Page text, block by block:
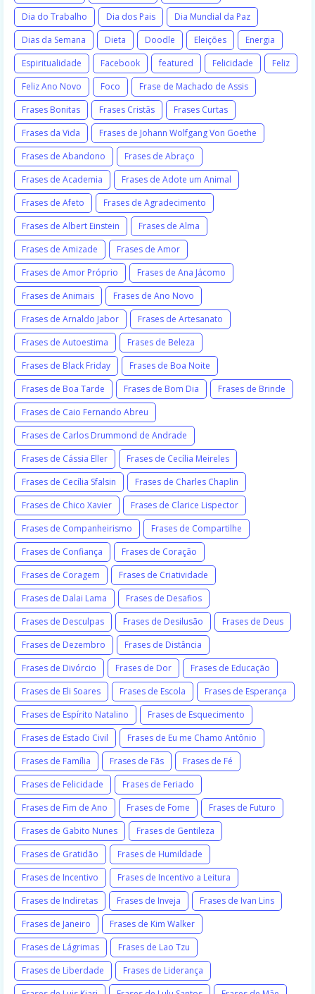
Dia do Trabalho
Dia dos Pais
Dia Mundial da Paz
Dias da Semana
Dieta Doodle Eleições
Energia
Espiritualidade
Facebook featured Felicidade
Feliz
Feliz Ano Novo
Foco
Frase de Machado de Assis
Frases Bonitas
Frases Cristãs
Frases Curtas
Frases da Vida
Frases de Johann Wolfgang Von Goethe
Frases de Abandono
Frases de Abraço
Frases de Academia
Frases de Adote um Animal
Frases de Afeto
Frases de Agradecimento
Frases de Albert Einstein
Frases de Alma
Frases de Amizade
Frases de Amor
Frases de Amor Próprio
Frases de Ana Jácomo
Frases de Animais
Frases de Ano Novo
Frases de Arnaldo Jabor
Frases de Artesanato
Frases de Autoestima
Frases de Beleza
Frases de Black Friday
Frases de Boa Noite
Frases de Boa Tarde
Frases de Bom Dia
Frases de Brinde
Frases de Caio Fernando Abreu
Frases de Carlos Drummond de Andrade
Frases de Cássia Eller
Frases de Cecília Meireles
Frases de Cecília Sfalsin
Frases de Charles Chaplin
Frases de Chico Xavier
Frases de Clarice Lispector
Frases de Companheirismo
Frases de Compartilhe
Frases de Confiança
Frases de Coração
Frases de Coragem
Frases de Criatividade
Frases de Dalai Lama
Frases de Desafios
Frases de Desculpas
Frases de Desilusão
Frases de Deus
Frases de Dezembro
Frases de Distância
Frases de Divórcio
Frases de Dor
Frases de Educação
Frases de Eli Soares
Frases de Escola
Frases de Esperança
Frases de Espírito Natalino
Frases de Esquecimento
Frases de Estado Civil
Frases de Eu me Chamo Antônio
Frases de Família
Frases de Fãs
Frases de Fé
Frases de Felicidade
Frases de Feriado
Frases de Fim de Ano
Frases de Fome
Frases de Futuro
Frases de Gabito Nunes
Frases de Gentileza
Frases de Gratidão
Frases de Humildade
Frases de Incentivo
Frases de Incentivo a Leitura
Frases de Indiretas
Frases de Inveja
Frases de Ivan Lins
Frases de Janeiro
Frases de Kim Walker
Frases de Lágrimas
Frases de Lao Tzu
Frases de Liberdade
Frases de Liderança